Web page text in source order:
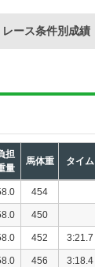
レース条件別成績
担
量
馬体重 タイム
454
450
452 3:21.7
456 3:18.4